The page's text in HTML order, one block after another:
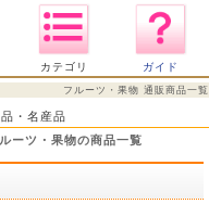
カテゴリ ガイド
フルーツ・果物 通販商品一覧
・名産品
ーツ・果物の商品一覧